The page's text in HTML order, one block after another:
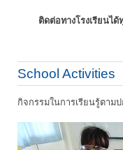
ติดต่อทางโรงเรียนไ
School Activities
กิจกรรมในการเรียนรู้ตาม